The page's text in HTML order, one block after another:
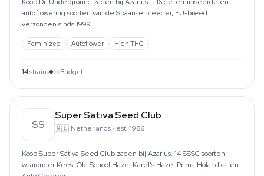
autoflowering soorten van de Spaanse breeder, EU-breed
verzonden sinds 1999.
Feminized Autoflower High THC
14strains Budget
SS
Super Sativa Seed Club
🇳🇱 Netherlands · est. 1986
Koop Super Sativa Seed Club zaden bij Azarius. 14 SSSC soorten
waaronder Kees' Old School Haze, Karel's Haze, Prima Holandica en